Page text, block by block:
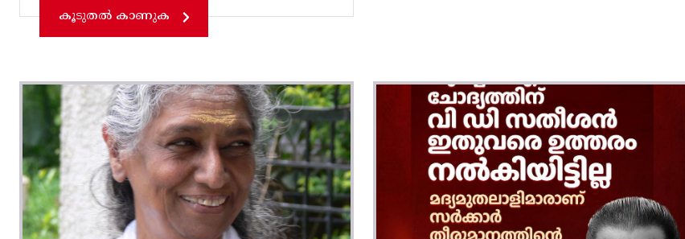
കൂടുതൽ കാണുക